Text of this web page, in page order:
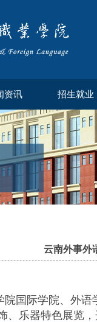
资讯 招生就业
云南外事外
国际学院、外语
、乐器特色展览